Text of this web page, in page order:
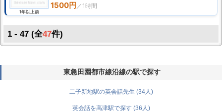
1年以上前
1500円
1 - 47 (全47件)
東急田園都市線沿線の駅で探す
二子新地駅の英会話先生 (34人)
英会話を高津駅で探す (36人)